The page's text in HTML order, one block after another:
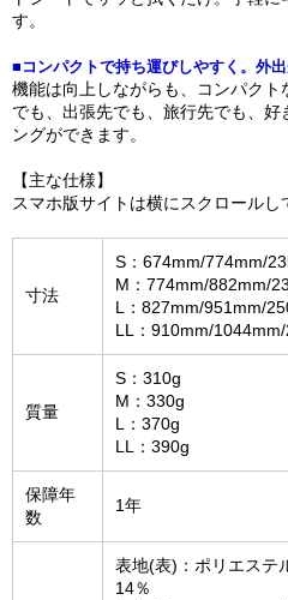
す。
■コンパクトで持ち運びしやすく。外出
機能は向上しながらも、コンパク
でも、出張先でも、旅行先でも、
ングができます。
【主な仕様】
スマホ版サイトは横にスクロールし
寸法
S：674mm/774mm/
M：774mm/882mm/
L：827mm/951mm/
LL：910mm/
質量
S：310g
M：330g
L：370g
LL：390g
保障年
数
1年
表地(表)：ポリエス
14％